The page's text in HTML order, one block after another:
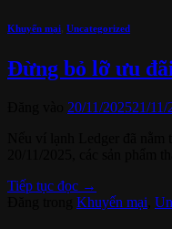
Khuyến mại Uncategorized
Đừng bỏ lỡ ưu
20/11/202521/11/
Tiếp tục đọc →
Khuyến mại